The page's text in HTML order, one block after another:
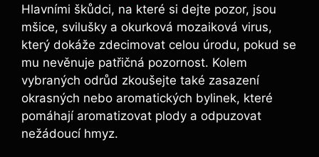
Hlavními škůdci, na které ⁢si dejte pozor, jsou
mšice, svilušky a okurková​ mozaiková virus,
který dokáže zdecimovat celou úrodu, ​pokud se
⁤mu nevěnuje patřičná pozornost.‍ Kolem
vybraných odrůd zkoušejte ⁢také ⁢zasazení
okrasných‍ nebo ⁣aromatických bylinek, které
pomáhají aromatizovat plody a odpuzovat
nežádoucí hmyz.